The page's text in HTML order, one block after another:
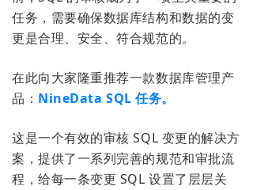
任务，需要确保数据库结构和数据的变
更是合理、安全、符合规范的。
在此向大家隆重推荐一款数据库管理产
品： NineData SQL 任务。
这是一个有效的审核 SQL 变更的解决方
案，提供了一系列完善的规范和审批流
程，给每一条变更 SQL 设置了层层关